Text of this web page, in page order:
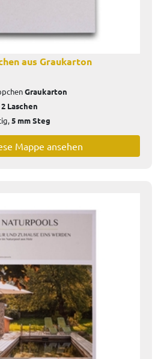
aus Graukarton
Graukarton
2 Laschen
5 mm Steg
Mappe ansehen